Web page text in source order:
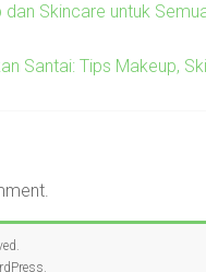
Skincare untuk
Santai: Tips Makeup,
.